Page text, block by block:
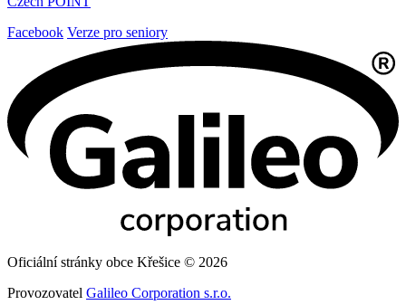
Facebook Verze pro seniory
Oficiální stránky obce Křešice © 2026
Provozovatel Galileo Corporation s.r.o.